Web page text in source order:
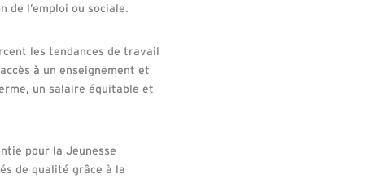
l’emploi ou sociale.
les tendances de travail
à un enseignement et
un salaire équitable et
pour la Jeunesse
de qualité grâce à la